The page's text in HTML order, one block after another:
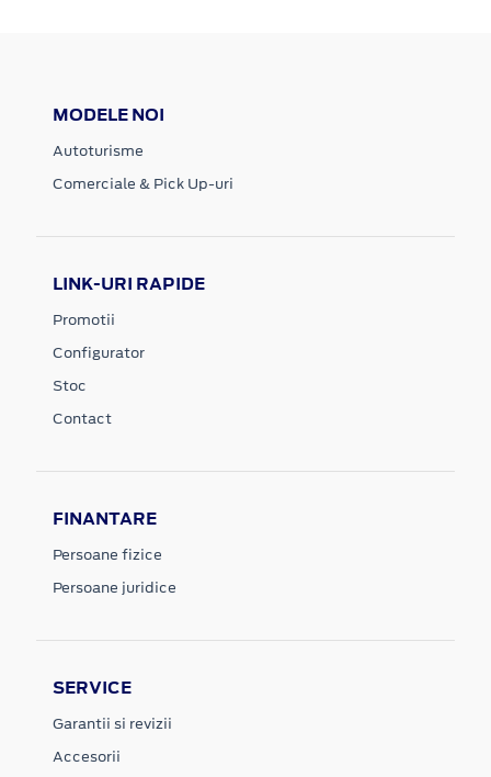
MODELE NOI
Autoturisme
Comerciale & Pick Up-uri
LINK-URI RAPIDE
Promotii
Configurator
Stoc
Contact
FINANTARE
Persoane fizice
Persoane juridice
SERVICE
Garantii si revizii
Accesorii